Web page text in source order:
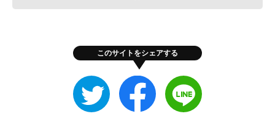
このサイトをシェアする
Twitter
で
Facebook
で
で